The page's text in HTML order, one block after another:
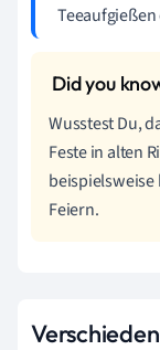
Wusstest Du,
Feste in alten
beispielsweise
Feiern.